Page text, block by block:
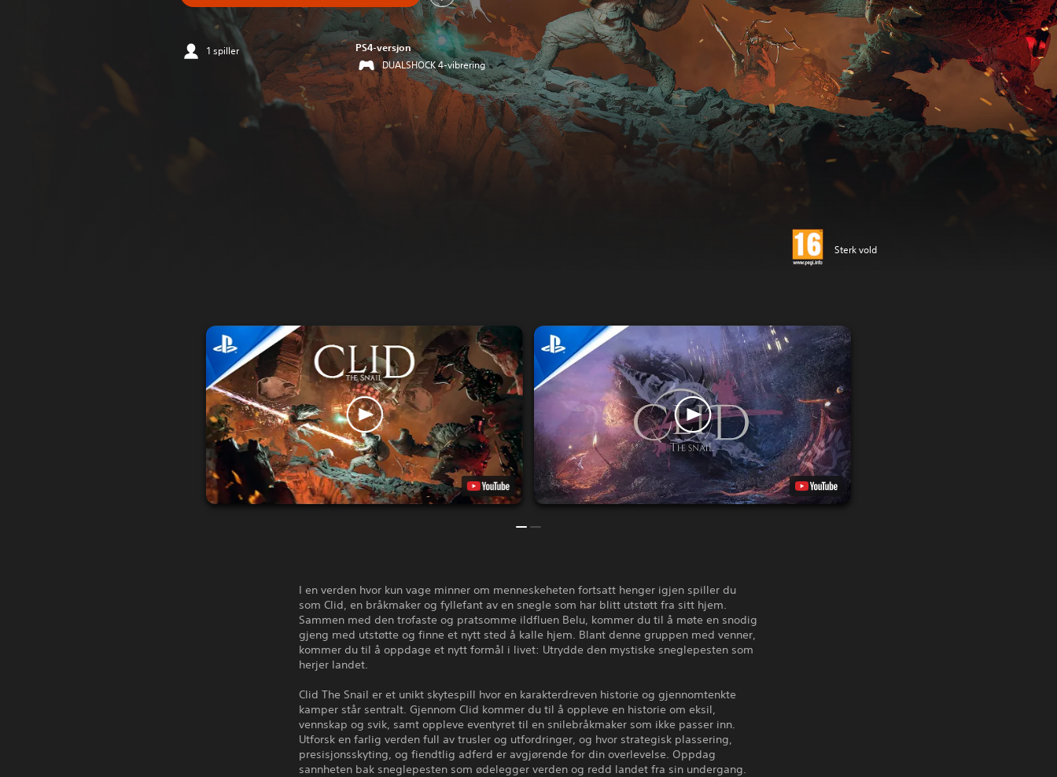
1 spiller PS4-versjon
DUALSHOCK 4-vibrering
Sterk vold
I en verden hvor kun vage minner om menneskeheten fortsatt henger igjen spiller du
som Clid, en bråkmaker og fyllefant av en snegle som har blitt utstøtt fra sitt hjem.
Sammen med den trofaste og pratsomme ildfluen Belu, kommer du til å møte en snodig
gjeng med utstøtte og finne et nytt sted å kalle hjem. Blant denne gruppen med venner,
kommer du til å oppdage et nytt formål i livet: Utrydde den mystiske sneglepesten som
herjer landet.
Clid The Snail er et unikt skytespill hvor en karakterdreven historie og gjennomtenkte
kamper står sentralt. Gjennom Clid kommer du til å oppleve en historie om eksil,
vennskap og svik, samt oppleve eventyret til en snilebråkmaker som ikke passer inn.
Utforsk en farlig verden full av trusler og utfordringer, og hvor strategisk plassering,
presisjonsskyting, og fiendtlig adferd er avgjørende for din overlevelse. Oppdag
sannheten bak sneglepesten som ødelegger verden og redd landet fra sin undergang.